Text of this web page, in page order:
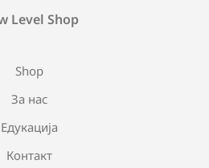
Level Shop
Shop
За нас
Едукација
Контакт